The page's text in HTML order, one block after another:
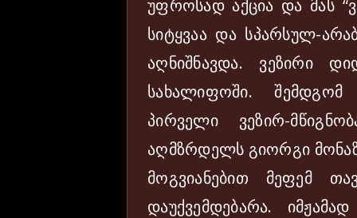
უფროსად აქცია და მას
სიტყვაა და სპარსულ-
აღნიშნავდა. ვეზირი
სახალიფოში.
პირველი ვეზირ-
აღმზრდელს გიორგი
მოგვიანებით მეფემ
დაუქვემდებარა.